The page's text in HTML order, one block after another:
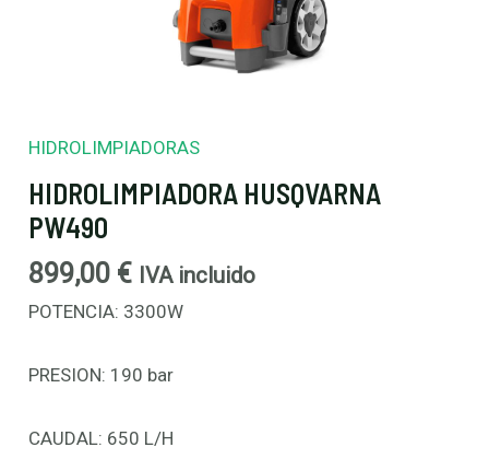
HIDROLIMPIADORAS
HIDROLIMPIADORA HUSQVARNA
PW490
899,00 € IVA incluido
POTENCIA: 3300W
PRESION: 190 bar
CAUDAL: 650 L/H